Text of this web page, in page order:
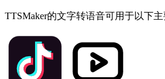
TTSMaker的文字转语音可用于以下主